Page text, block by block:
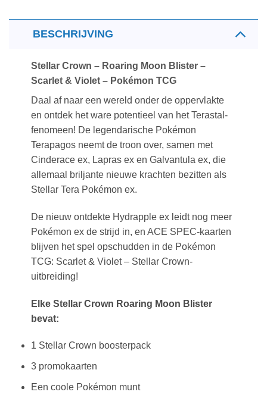
BESCHRIJVING
Stellar Crown – Roaring Moon Blister –
Scarlet & Violet – Pokémon TCG
Daal af naar een wereld onder de oppervlakte
en ontdek het ware potentieel van het Terastal-
fenomeen! De legendarische Pokémon
Terapagos neemt de troon over, samen met
Cinderace ex, Lapras ex en Galvantula ex, die
allemaal briljante nieuwe krachten bezitten als
Stellar Tera Pokémon ex.
De nieuw ontdekte Hydrapple ex leidt nog meer
Pokémon ex de strijd in, en ACE SPEC-kaarten
blijven het spel opschudden in de Pokémon
TCG: Scarlet & Violet – Stellar Crown-
uitbreiding!
Elke Stellar Crown Roaring Moon Blister
bevat:
1 Stellar Crown boosterpack
3 promokaarten
Een coole Pokémon munt